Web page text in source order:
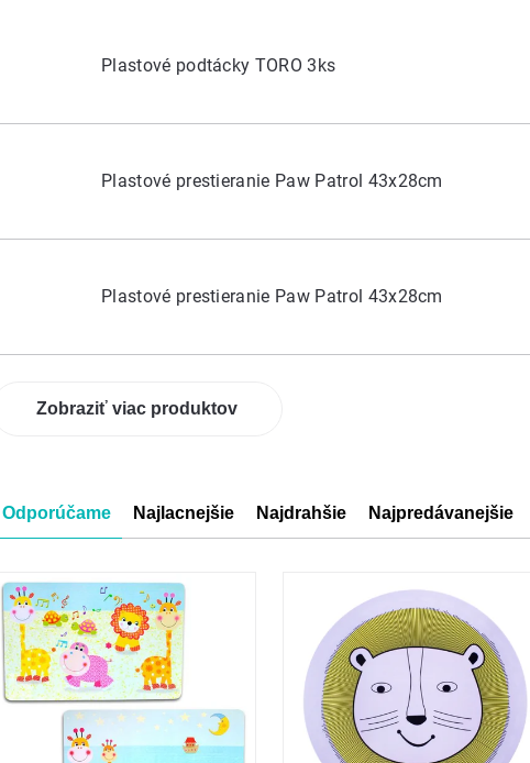
Plastové podtácky TORO 3ks
Plastové prestieranie Paw Patrol 43x28cm
Plastové prestieranie Paw Patrol 43x28cm
Zobraziť viac produktov
Radenie
produktov
Odporúčame Najlacnejšie Najdrahšie Najpredávanejšie
Výpis
produktov